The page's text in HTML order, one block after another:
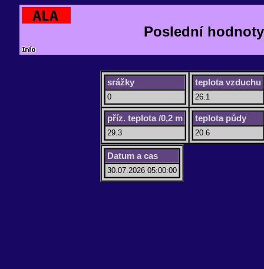
Poslední
srážky
0
teplota vzduchu
26.1
příz. teplota /0,2 m
29.3
teplota půdy
20.6
Datum a cas
30.07.2026 05:00:00